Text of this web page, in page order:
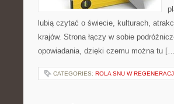
lubią czytać o świecie, kulturach,
krajów. Strona łączy w sobie
opowiadania, dzięki czemu można tu
CATEGORIES: ROLA SNU W